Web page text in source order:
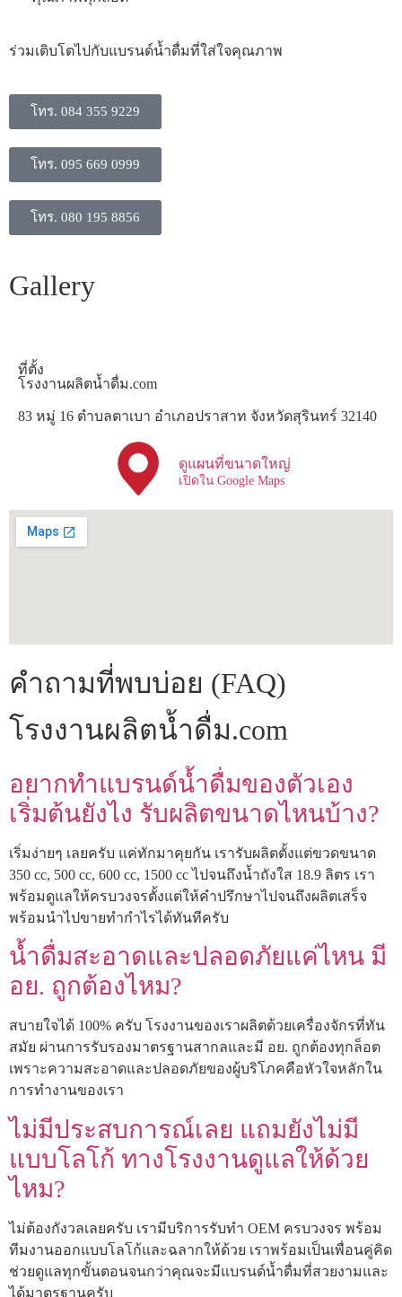
​ร่วมเติบโตไปกับแบรนด์น้ำดื่มที่ใส่ใจคุณภาพ
โทร. 084 355 9229
โทร. 095 669 0999
โทร. 080 195 8856
Gallery
ที่ตั้ง
โรงงานผลิตน้ำดื่ม.com
83 หมู่ 16 ตำบลตาเบา อำเภอปราสาท จังหวัดสุรินทร์ 32140
ดูแผนที่ขนาดใหญ่
เปิดใน Google Maps
คำถามที่พบบ่อย (FAQ)
โรงงานผลิตน้ำดื่ม.com
อยากทำแบรนด์น้ำดื่มของตัวเอง
เริ่มต้นยังไง รับผลิตขนาดไหนบ้าง?
เริ่มง่ายๆ เลยครับ แค่ทักมาคุยกัน เรารับผลิตตั้งแต่ขวดขนาด
350 cc, 500 cc, 600 cc, 1500 cc ไปจนถึงน้ำถังใส 18.9 ลิตร เรา
พร้อมดูแลให้ครบวงจรตั้งแต่ให้คำปรึกษาไปจนถึงผลิตเสร็จ
พร้อมนำไปขายทำกำไรได้ทันทีครับ
น้ำดื่มสะอาดและปลอดภัยแค่ไหน มี
อย. ถูกต้องไหม?
สบายใจได้ 100% ครับ โรงงานของเราผลิตด้วยเครื่องจักรที่ทัน
สมัย ผ่านการรับรองมาตรฐานสากลและมี อย. ถูกต้องทุกล็อต
เพราะความสะอาดและปลอดภัยของผู้บริโภคคือหัวใจหลักใน
การทำงานของเรา
ไม่มีประสบการณ์เลย แถมยังไม่มี
แบบโลโก้ ทางโรงงานดูแลให้ด้วย
ไหม?
ไม่ต้องกังวลเลยครับ เรามีบริการรับทำ OEM ครบวงจร พร้อม
ทีมงานออกแบบโลโก้และฉลากให้ด้วย เราพร้อมเป็นเพื่อนคู่คิด
ช่วยดูแลทุกขั้นตอนจนกว่าคุณจะมีแบรนด์น้ำดื่มที่สวยงามและ
ได้มาตรฐานครับ